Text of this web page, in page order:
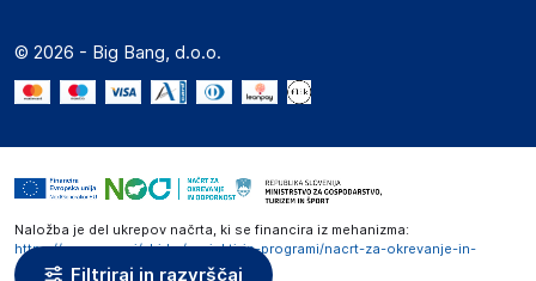
Filtriraj in razvrščaj
Marketplace za partnerje
Novosti
© 2026 - Big Bang, d.o.o.
Naložba je del ukrepov načrta, ki se financira iz mehanizma:
https://www.gov.si/zbirke/projekti-in-programi/nacrt-za-okrevanje-in-
odpornost